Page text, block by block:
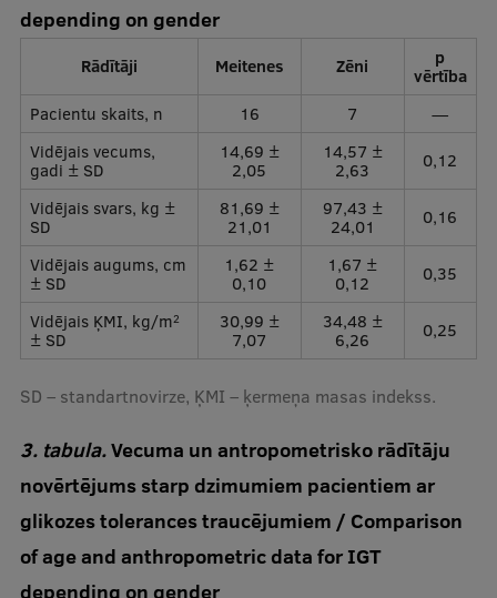
depending on gender
Rādītāji Meitenes Zēni
p
vērtība
Pacientu skaits, n
16 7
—
Vidējais vecums,
gadi ± SD
14,69 ±
2,05
14,57 ±
2,63
0,12
Vidējais svars, kg ±
SD
81,69 ±
21,01
97,43 ±
24,01
0,16
Vidējais augums, cm
± SD
1,62 ±
0,10
1,67 ±
0,12
0,35
Vidējais ĶMI, kg/m2
± SD
30,99 ±
7,07
34,48 ±
6,26
0,25
SD – standartnovirze, ĶMI – ķermeņa masas indekss.
3. tabula.Vecuma un antropometrisko rādītāju
novērtējums starp dzimumiem pacientiem ar
glikozes tolerances traucējumiem / Comparison
of age and anthropometric data for IGT
depending on gender